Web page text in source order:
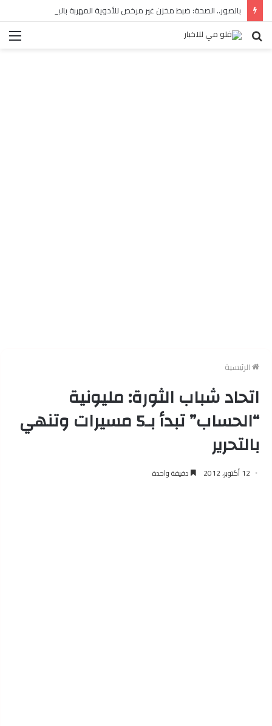
بالصور.. الصحة: ضبط مخزن غير مرخص للأدوية المهربة بالبساتين
بحث
الرئيسية
اتحاد شباب الثورة: مليونية
“الحساب” تبدأ بـ5 مسيرات وتنهي
بالتحرير
12 أكتوبر، 2012 دقيقة واحدة